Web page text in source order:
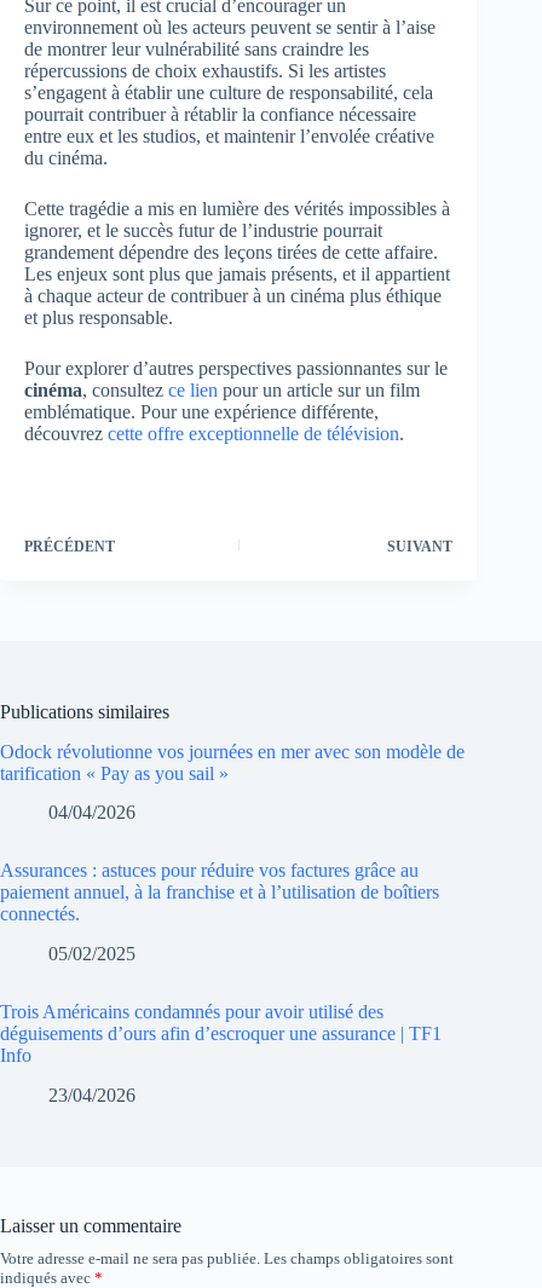
Sur ce point, il est crucial d’encourager un
environnement où les acteurs peuvent se sentir à l’aise
de montrer leur vulnérabilité sans craindre les
répercussions de choix exhaustifs. Si les artistes
s’engagent à établir une culture de responsabilité, cela
pourrait contribuer à rétablir la confiance nécessaire
entre eux et les studios, et maintenir l’envolée créative
du cinéma.
Cette tragédie a mis en lumière des vérités impossibles à
ignorer, et le succès futur de l’industrie pourrait
grandement dépendre des leçons tirées de cette affaire.
Les enjeux sont plus que jamais présents, et il appartient
à chaque acteur de contribuer à un cinéma plus éthique
et plus responsable.
Pour explorer d’autres perspectives passionnantes sur le
cinéma, consultez ce lien pour un article sur un film
emblématique. Pour une expérience différente,
découvrez cette offre exceptionnelle de télévision.
PRÉCÉDENT SUIVANT
Publications similaires
Odock révolutionne vos journées en mer avec son modèle de
tarification « Pay as you sail »
04/04/2026
Assurances : astuces pour réduire vos factures grâce au
paiement annuel, à la franchise et à l’utilisation de boîtiers
connectés.
05/02/2025
Trois Américains condamnés pour avoir utilisé des
déguisements d’ours afin d’escroquer une assurance | TF1
Info
23/04/2026
Laisser un commentaire
Votre adresse e-mail ne sera pas publiée. Les champs obligatoires sont
indiqués avec *